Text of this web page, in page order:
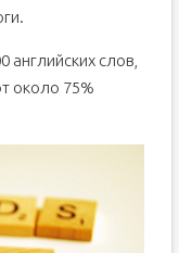
английских слов,
около 75%